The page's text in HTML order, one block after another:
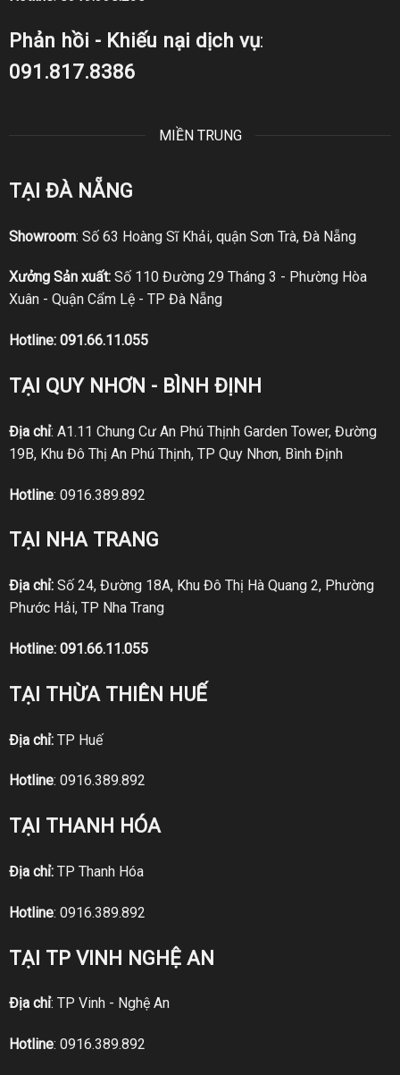
Phản hồi - Khiếu nại dịch vụ:
091.817.8386
MIỀN TRUNG
TẠI ĐÀ NẴNG
Showroom: Số 63 Hoàng Sĩ Khải, quận Sơn Trà, Đà Nẵng
Xưởng Sản xuất:Số 110 Đường 29 Tháng 3 - Phường Hòa
Xuân - Quận Cẩm Lệ - TP Đà Nẵng
Hotline: 091.66.11.055
TẠI QUY NHƠN - BÌNH ĐỊNH
Địa chỉ: A1.11 Chung Cư An Phú Thịnh Garden Tower, Đường
19B, Khu Đô Thị An Phú Thịnh, TP Quy Nhơn, Bình Định
Hotline: 0916.389.892
TẠI NHA TRANG
Địa chỉ:Số 24, Đường 18A, Khu Đô Thị Hà Quang 2, Phường
Phước Hải, TP Nha Trang
Hotline: 091.66.11.055
TẠI THỪA THIÊN HUẾ
Địa chỉ:TP Huế
Hotline: 0916.389.892
TẠI THANH HÓA
Địa chỉ:TP Thanh Hóa
Hotline: 0916.389.892
TẠI TP VINH NGHỆ AN
Địa chỉ: TP Vinh - Nghệ An
Hotline: 0916.389.892